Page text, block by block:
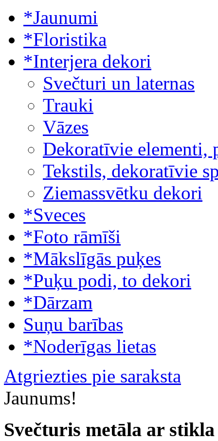
*Jaunumi
*Floristika
*Interjera dekori
Svečturi un laternas
Trauki
Vāzes
Dekoratīvie elementi,
Tekstils, dekoratīvie
Ziemassvētku dekori
*Sveces
*Foto rāmīši
*Mākslīgās puķes
*Puķu podi, to dekori
*Dārzam
Suņu barības
*Noderīgas lietas
Atgriezties pie saraksta
Jaunums!
Svečturis metāla ar